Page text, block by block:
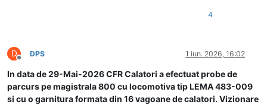
4
D
Deconectat
DPS 1 iun. 2026, 16:02
In data de 29-Mai-2026 CFR Calatori a efectuat probe de
parcurs pe magistrala 800 cu locomotiva tip LEMA 483-009
si cu o garnitura formata din 16 vagoane de calatori. Vizionare